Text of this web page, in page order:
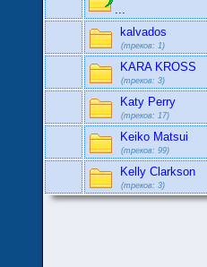
...
kalvados
(треков: 1)
KARA KROSS
(треков: 3)
Katy Perry
(треков: 17)
Keiko Matsui
(треков: 99)
Kelly Clarkson
(треков: 3)